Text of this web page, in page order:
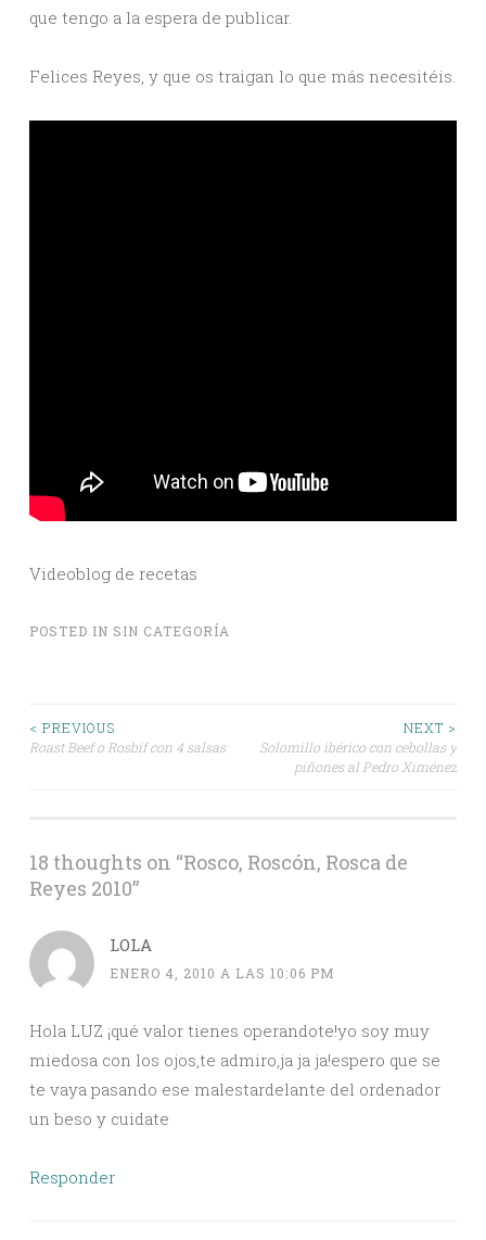
que tengo a la espera de publicar.
Felices Reyes, y que os traigan lo que más necesitéis.
Videoblog de recetas
POSTED IN SIN CATEGORÍA
Post
< PREVIOUS
Roast Beef o Rosbif con 4 salsas
NEXT >
Solomillo ibérico con cebollas y
piñones al Pedro Ximénez
18 thoughts on “Rosco, Roscón, Rosca de
Reyes 2010”
LOLA
ENERO 4, 2010 A LAS 10:06 PM
Hola LUZ ¡qué valor tienes operandote!yo soy muy
miedosa con los ojos,te admiro,ja ja ja!espero que se
te vaya pasando ese malestardelante del ordenador
un beso y cuidate
Responder